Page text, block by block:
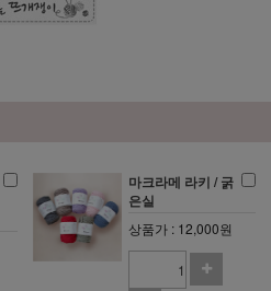
마크라메 라키 / 굵
은실
상품가 : 12,000원